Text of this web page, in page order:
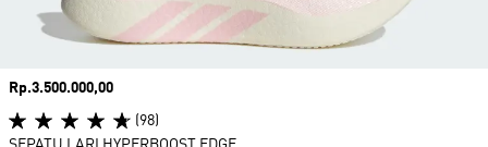
Harga
Rp.3.500.000,00
(98)